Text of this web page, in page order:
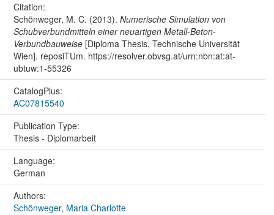
Citation:
Schönweger, M. C. (2013). Numerische Simulation von
Schubverbundmitteln einer neuartigen Metall-Beton-
Verbundbauweise[Diploma Thesis, Technische Universität
Wien]. reposiTUm. https://resolver.obvsg.at/urn:nbn:at:at-
ubtuw:1-55326
CatalogPlus:
AC07815540
Publication Type:
Thesis - Diplomarbeit
Language:
German
Authors:
Schönweger, Maria Charlotte